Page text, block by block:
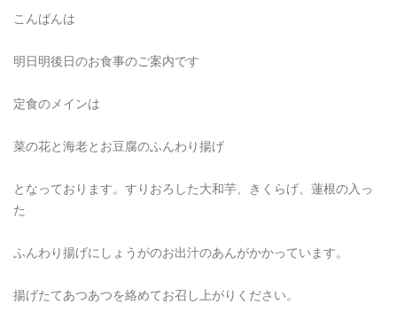
こんばんは
明日明後日のお食事のご案内です
定食のメインは
菜の花と海老とお豆腐のふんわり揚げ
となっております。すりおろした大和芋、きくらげ、蓮根の入っ
た
ふんわり揚げにしょうがのお出汁のあんがかかっています。
揚げたてあつあつを絡めてお召し上がりください。